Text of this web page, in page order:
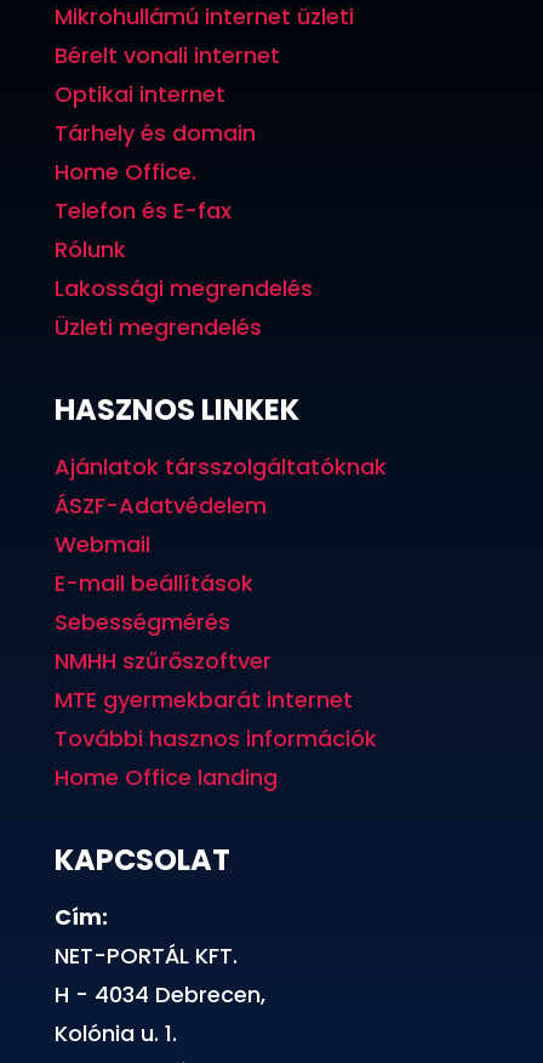
Mikrohullámú internet üzleti
Bérelt vonali internet
Optikai internet
Tárhely és domain
Home Office.
Telefon és E-fax
Rólunk
Lakossági megrendelés
Üzleti megrendelés
HASZNOS LINKEK
Ajánlatok társszolgáltatóknak
ÁSZF-Adatvédelem
Webmail
E-mail beállítások
Sebességmérés
NMHH szűrőszoftver
MTE gyermekbarát internet
További hasznos információk
Home Office landing
KAPCSOLAT
Cím:
NET-PORTÁL KFT.
H - 4034 Debrecen,
Kolónia u. 1.